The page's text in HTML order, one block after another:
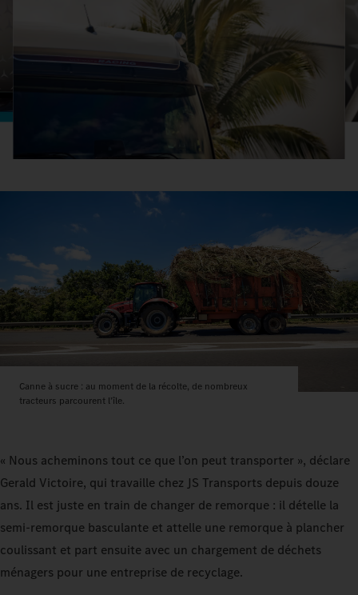
Canne à sucre : au moment de la récolte, de nombreux
tracteurs parcourent l’île.
« Nous acheminons tout ce que l’on peut transporter », déclare
Gerald Victoire, qui travaille chez JS Transports depuis douze
ans. Il est juste en train de changer de remorque : il dételle la
semi-remorque basculante et attelle une remorque à plancher
coulissant et part ensuite avec un chargement de déchets
ménagers pour une entreprise de recyclage.